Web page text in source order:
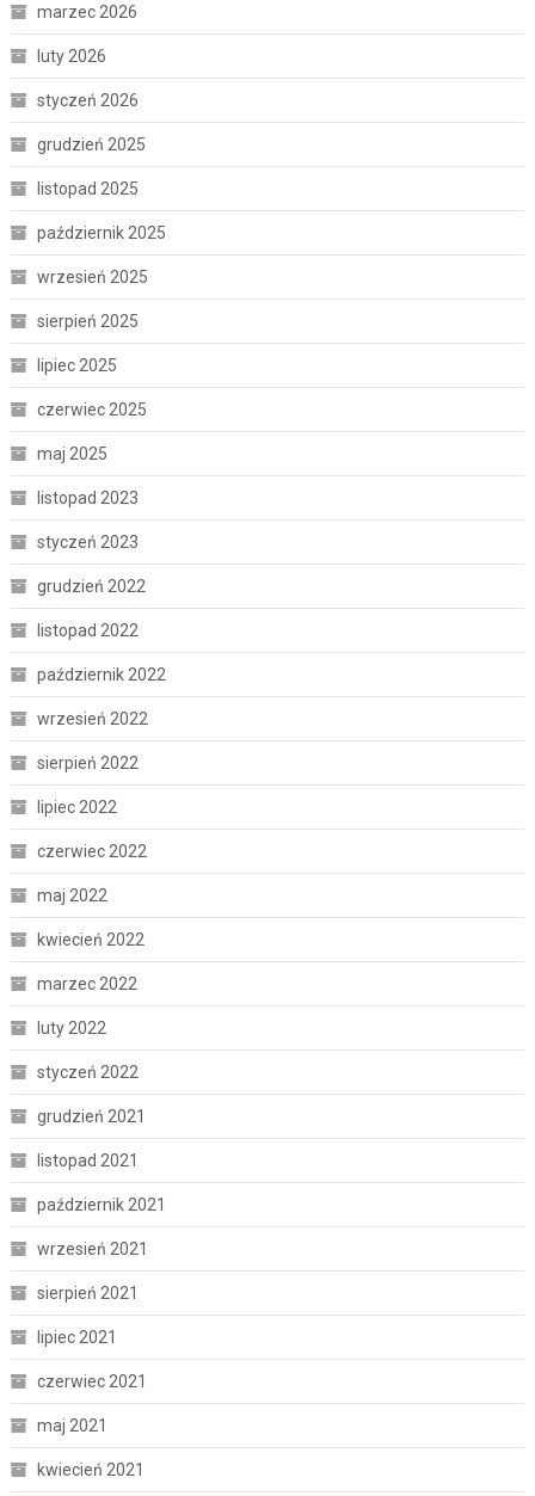
marzec 2026
luty 2026
styczeń 2026
grudzień 2025
listopad 2025
październik 2025
wrzesień 2025
sierpień 2025
lipiec 2025
czerwiec 2025
maj 2025
listopad 2023
styczeń 2023
grudzień 2022
listopad 2022
październik 2022
wrzesień 2022
sierpień 2022
lipiec 2022
czerwiec 2022
maj 2022
kwiecień 2022
marzec 2022
luty 2022
styczeń 2022
grudzień 2021
listopad 2021
październik 2021
wrzesień 2021
sierpień 2021
lipiec 2021
czerwiec 2021
maj 2021
kwiecień 2021